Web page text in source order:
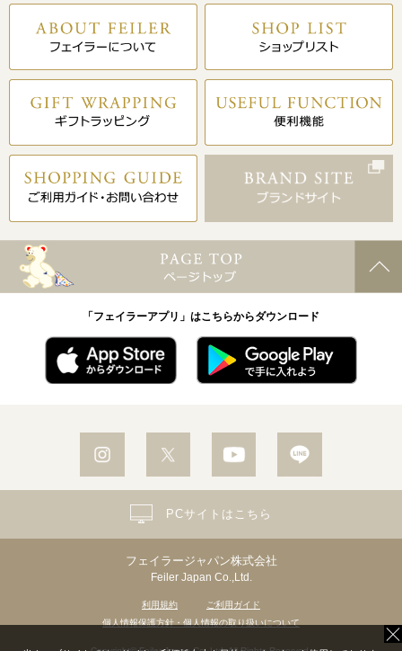
「フェイラーアプリ」はこちらからダウンロード
フェイラージャパン株式会社
Feiler Japan Co.,Ltd.
利用規約
ご利用ガイド
個人情報保護方針・個人情報の取り扱いについて
PCサイトはこちら